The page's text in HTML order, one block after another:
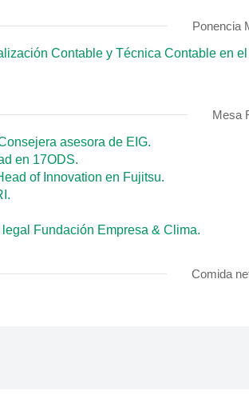
Ponencia
Contable y Técnica Contable en el
Mesa
asesora de EIG.
en 17ODS.
of Innovation en Fujitsu.
Fundación Empresa & Clima.
Comida